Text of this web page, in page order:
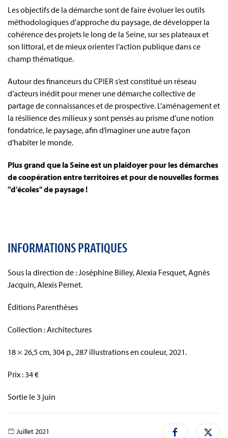
Les objectifs de la démarche sont de faire évoluer les outils
méthodologiques d'approche du paysage, de développer la
cohérence des projets le long de la Seine, sur ses plateaux et
son littoral, et de mieux orienter l’action publique dans ce
champ thématique.
Autour des financeurs du CPIER s’est constitué un réseau
d’acteurs inédit pour mener une démarche collective de
partage de connaissances et de prospective. L’aménagement et
la résilience des milieux y sont pensés au prisme d’une notion
fondatrice, le paysage, afin d’imaginer une autre façon
d’habiter le monde.
Plus grand que la Seineest un plaidoyer pour les démarches
de coopération entre territoires et pour de nouvelles formes
"d'écoles" de paysage !
INFORMATIONS PRATIQUES
Sous la direction de : Joséphine Billey, Alexia Fesquet, Agnès
Jacquin, Alexis Pernet.
Éditions Parenthèses
Collection : Architectures
18 × 26,5 cm, 304 p., 287 illustrations en couleur, 2021.
Prix : 34 €
Sortie le 3 juin
Juillet 2021